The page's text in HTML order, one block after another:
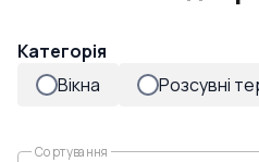
Категорія
Вікна
Розсувні
Сортування